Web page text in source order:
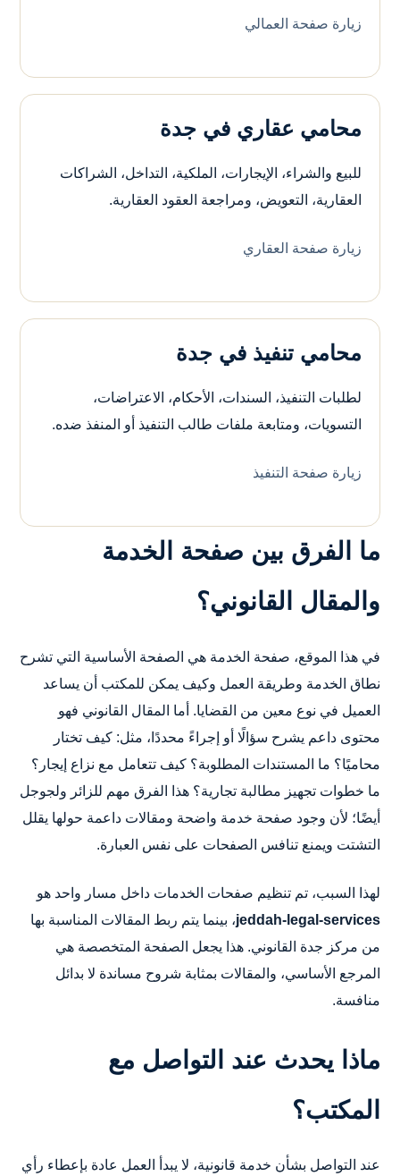
زيارة صفحة العمالي
محامي عقاري في جدة
للبيع والشراء، الإيجارات، الملكية، التداخل، الشراكات
العقارية، التعويض، ومراجعة العقود العقارية.
زيارة صفحة العقاري
محامي تنفيذ في جدة
لطلبات التنفيذ، السندات، الأحكام، الاعتراضات،
التسويات، ومتابعة ملفات طالب التنفيذ أو المنفذ ضده.
زيارة صفحة التنفيذ
ما الفرق بين صفحة الخدمة
والمقال القانوني؟
في هذا الموقع، صفحة الخدمة هي الصفحة الأساسية التي تشرح
نطاق الخدمة وطريقة العمل وكيف يمكن للمكتب أن يساعد
العميل في نوع معين من القضايا. أما المقال القانوني فهو
محتوى داعم يشرح سؤالًا أو إجراءً محددًا، مثل: كيف تختار
محاميًا؟ ما المستندات المطلوبة؟ كيف تتعامل مع نزاع إيجار؟
ما خطوات تجهيز مطالبة تجارية؟ هذا الفرق مهم للزائر ولجوجل
أيضًا؛ لأن وجود صفحة خدمة واضحة ومقالات داعمة حولها يقلل
التشتت ويمنع تنافس الصفحات على نفس العبارة.
لهذا السبب، تم تنظيم صفحات الخدمات داخل مسار واحد هو
jeddah-legal-services، بينما يتم ربط المقالات المناسبة بها
من مركز جدة القانوني. هذا يجعل الصفحة المتخصصة هي
المرجع الأساسي، والمقالات بمثابة شروح مساندة لا بدائل
منافسة.
ماذا يحدث عند التواصل مع
المكتب؟
عند التواصل بشأن خدمة قانونية، لا يبدأ العمل عادة بإعطاء رأي